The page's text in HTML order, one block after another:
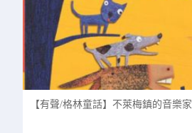
【有聲/格林童話】不萊梅鎮的音樂家